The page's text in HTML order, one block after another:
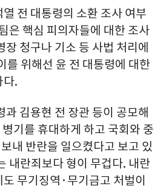
전 대통령의 소환 조사 여부
은 핵심 피의자들에 대한 조사
청구나 기소 등 사법 처리에
를 위해선 윤 전 대통령에 대한
다.
과 김용현 전 장관 등이 공모해
기를 휴대하게 하고 국회와 중
내 반란을 일으켰다고 보고 있
내란죄보다 형이 무겁다. 내란
무기징역·무기금고 처벌이